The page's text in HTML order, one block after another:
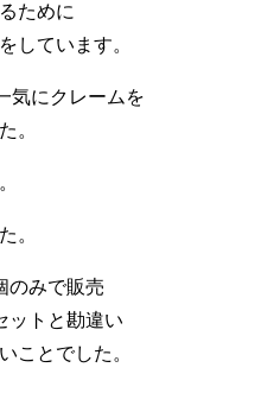
ために
しています。
気にクレームを
。
。
のみで販売
ットと勘違い
ことでした。